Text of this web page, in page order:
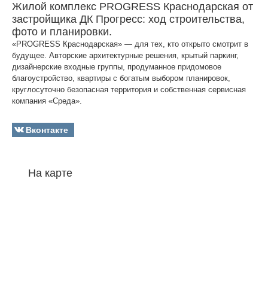
Жилой комплекс PROGRESS Краснодарская от
застройщика ДК Прогресс: ход строительства,
фото и планировки.
«PROGRESS Краснодарская» — для тех, кто открыто смотрит в
будущее. Авторские архитектурные решения, крытый паркинг,
дизайнерские входные группы, продуманное придомовое
благоустройство, квартиры с богатым выбором планировок,
круглосуточно безопасная территория и собственная сервисная
компания «Среда».
Вконтакте
На карте